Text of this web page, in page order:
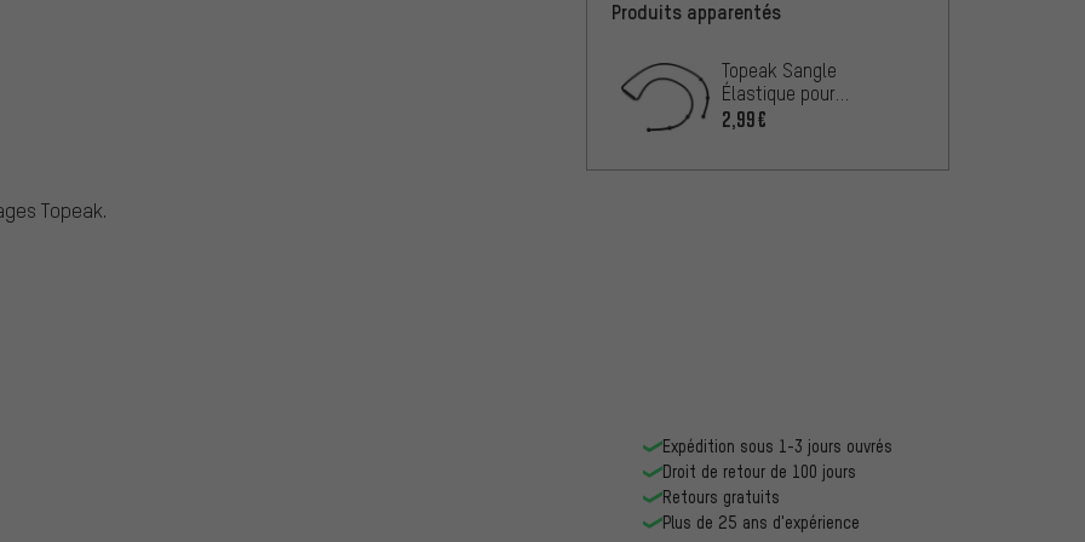
Topeak.
Produits apparentés
Topeak Sangle
Élastique pour
BeamRack MTX / RX
2,99€
Expédition sous 1-3 jours ouvrés
Droit de retour de 100 jours
Retours gratuits
Plus de 25 ans d'expérience